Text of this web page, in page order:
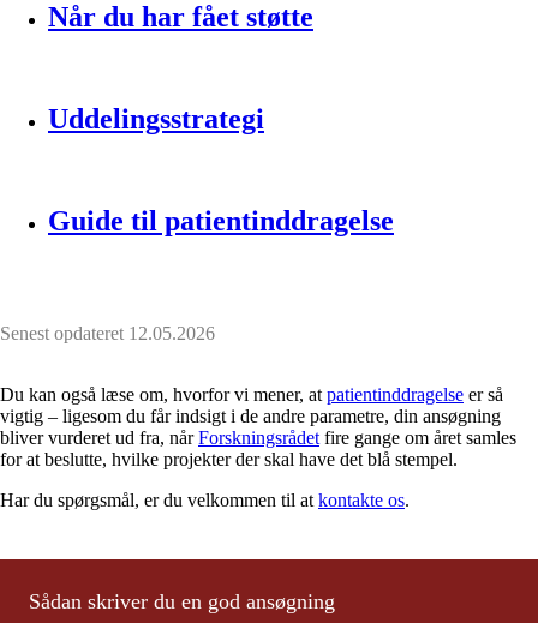
Når du har fået støtte
Uddelingsstrategi
Guide til patientinddragelse
Senest opdateret 12.05.2026
Du kan også læse om, hvorfor vi mener, at patientinddragelse er så
vigtig – ligesom du får indsigt i de andre parametre, din ansøgning
bliver vurderet ud fra, nårForskningsrådet fire gange om året samles
for at beslutte, hvilke projekter der skal have det blå stempel.
Har du spørgsmål, er du velkommen til at kontakte os.
Sådan skriver du en god ansøgning